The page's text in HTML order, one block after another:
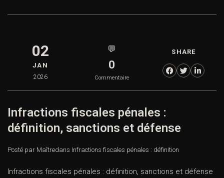
02
JAN
2026
💬
0
Commentaire
SHARE
Infractions fiscales pénales :
définition, sanctions et défense
Posté par Maîtredans Infractions fiscales pénales : définition
Infractions fiscales pénales : définition, sanctions et défense